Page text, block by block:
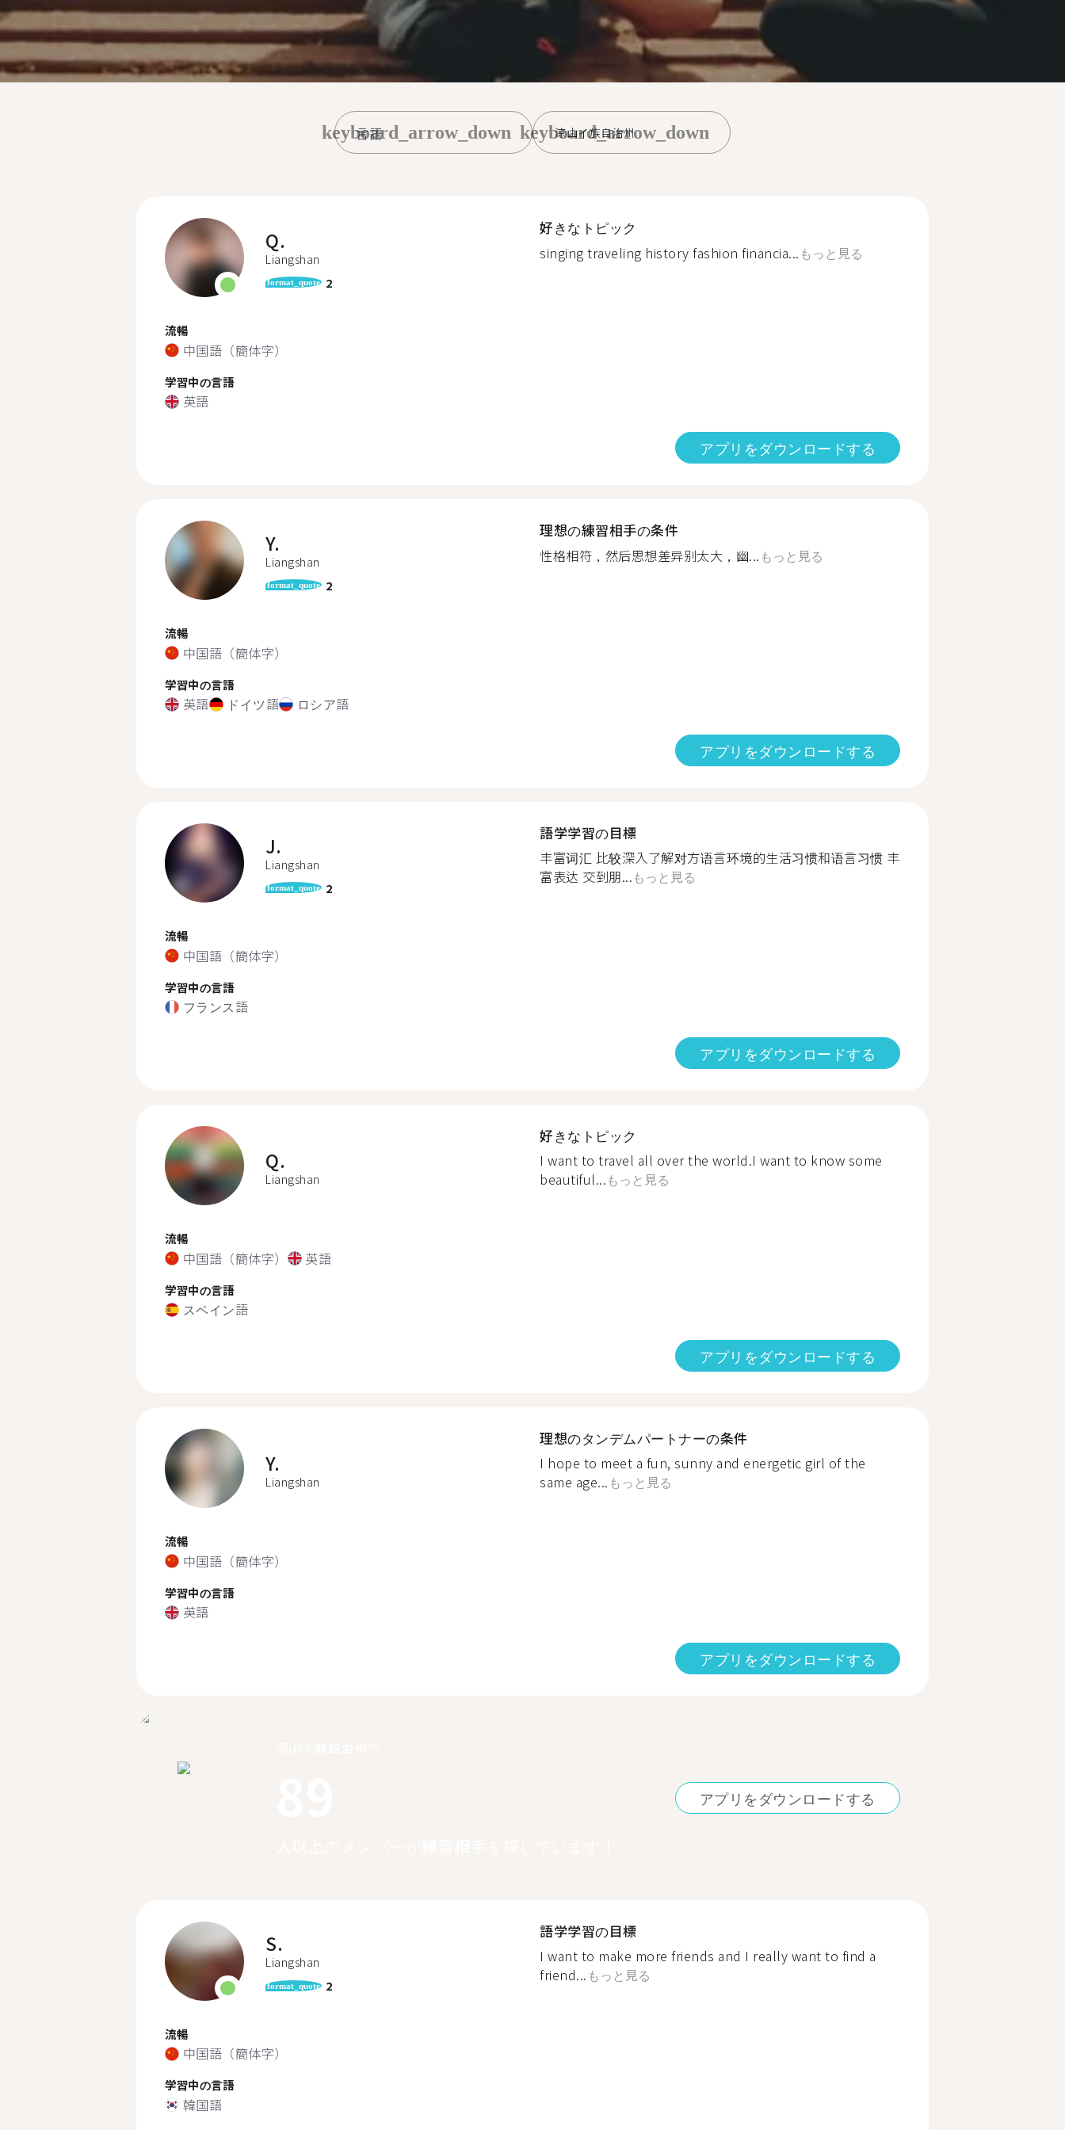
keyboard_arrow_down 涼山イ族自治州
keyboard_arrow_down
Q.
Liangshan
format_quote 2
流暢
中国語（簡体字）
学習中の言語
英語
好きなトピック
singing traveling history fashion financia... もっと見る
アプリをダウンロードする
Y.
Liangshan
format_quote 2
流暢
中国語（簡体字）
学習中の言語
英語 ドイツ語 ロシア語
理想の練習相手の条件
性格相符，然后思想差异别太大，幽... もっと見る
アプリをダウンロードする
J.
Liangshan
format_quote 2
流暢
中国語（簡体字）
学習中の言語
フランス語
語学学習の目標
丰富词汇 比较深入了解对方语言环境的生活习惯和语言习惯 丰
富表达 交到朋...もっと見る
アプリをダウンロードする
Q.
Liangshan
流暢
中国語（簡体字） 英語
学習中の言語
スペイン語
好きなトピック
I want to travel all over the world.I want to know some
beautiful...もっと見る
アプリをダウンロードする
Y.
Liangshan
流暢
中国語（簡体字）
学習中の言語
英語
理想のタンデムパートナーの条件
I hope to meet a fun, sunny and energetic girl of the
same age... もっと見る
アプリをダウンロードする
アプリをダウンロードする
S.
Liangshan
format_quote 2
流暢
中国語（簡体字）
学習中の言語
韓国語
語学学習の目標
I want to make more friends and I really want to find a
friend... もっと見る